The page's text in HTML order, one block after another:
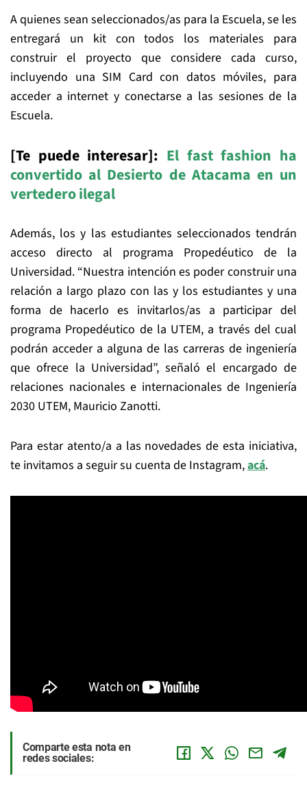
A quienes sean seleccionados/as para la Escuela, se les
entregará un kit con todos los materiales para
construir el proyecto que considere cada curso,
incluyendo una SIM Card con datos móviles, para
acceder a internet y conectarse a las sesiones de la
Escuela.
[Te puede interesar]: El fast fashion ha
convertido al Desierto de Atacama en un
vertedero ilegal
Además, los y las estudiantes seleccionados tendrán
acceso directo al programa Propedéutico de la
Universidad. “Nuestra intención es poder construir una
relación a largo plazo con las y los estudiantes y una
forma de hacerlo es invitarlos/as a participar del
programa Propedéutico de la UTEM, a través del cual
podrán acceder a alguna de las carreras de ingeniería
que ofrece la Universidad”, señaló el encargado de
relaciones nacionales e internacionales de Ingeniería
2030 UTEM, Mauricio Zanotti.
Para estar atento/a a las novedades de esta iniciativa,
te invitamos a seguir su cuenta de Instagram,acá.
Comparte esta nota en
redes sociales: